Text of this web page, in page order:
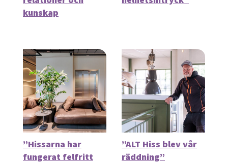
kunskap
”Hissarna har
fungerat felfritt
”ALT Hiss blev vår
räddning”